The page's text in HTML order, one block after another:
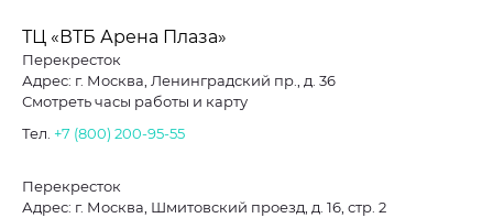
ТЦ «ВТБ Арена Плаза»
Перекресток
Адрес: г. Москва, Ленинградский пр., д. 36
Смотреть часы работы и карту
Тел. +7 (800) 200-95-55
Перекресток
Адрес: г. Москва, Шмитовский проезд, д. 16, стр. 2